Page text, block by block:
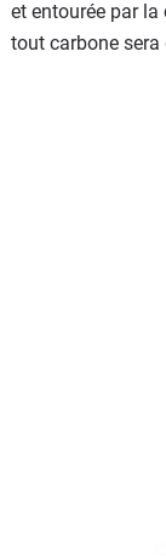
et entourée par
tout carbone sera